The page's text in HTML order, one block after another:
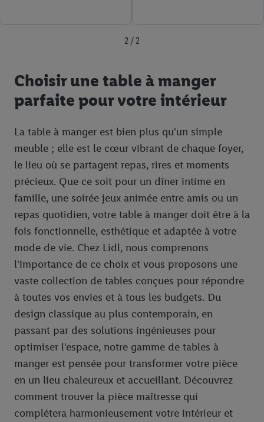
2 / 2
Choisir une table à manger
parfaite pour votre intérieur
La table à manger est bien plus qu'un simple
meuble ; elle est le cœur vibrant de chaque foyer,
le lieu où se partagent repas, rires et moments
précieux. Que ce soit pour un dîner intime en
famille, une soirée jeux animée entre amis ou un
repas quotidien, votre table à manger doit être à la
fois fonctionnelle, esthétique et adaptée à votre
mode de vie. Chez Lidl, nous comprenons
l'importance de ce choix et vous proposons une
vaste collection de tables conçues pour répondre
à toutes vos envies et à tous les budgets. Du
design classique au plus contemporain, en
passant par des solutions ingénieuses pour
optimiser l'espace, notre gamme de tables à
manger est pensée pour transformer votre pièce
en un lieu chaleureux et accueillant. Découvrez
comment trouver la pièce maîtresse qui
complétera harmonieusement votre intérieur et